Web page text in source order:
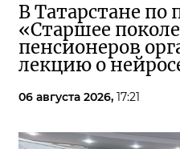
В Татарстане по
«Старшее
пенсионеров
лекцию о
06 августа 2026, 17:21